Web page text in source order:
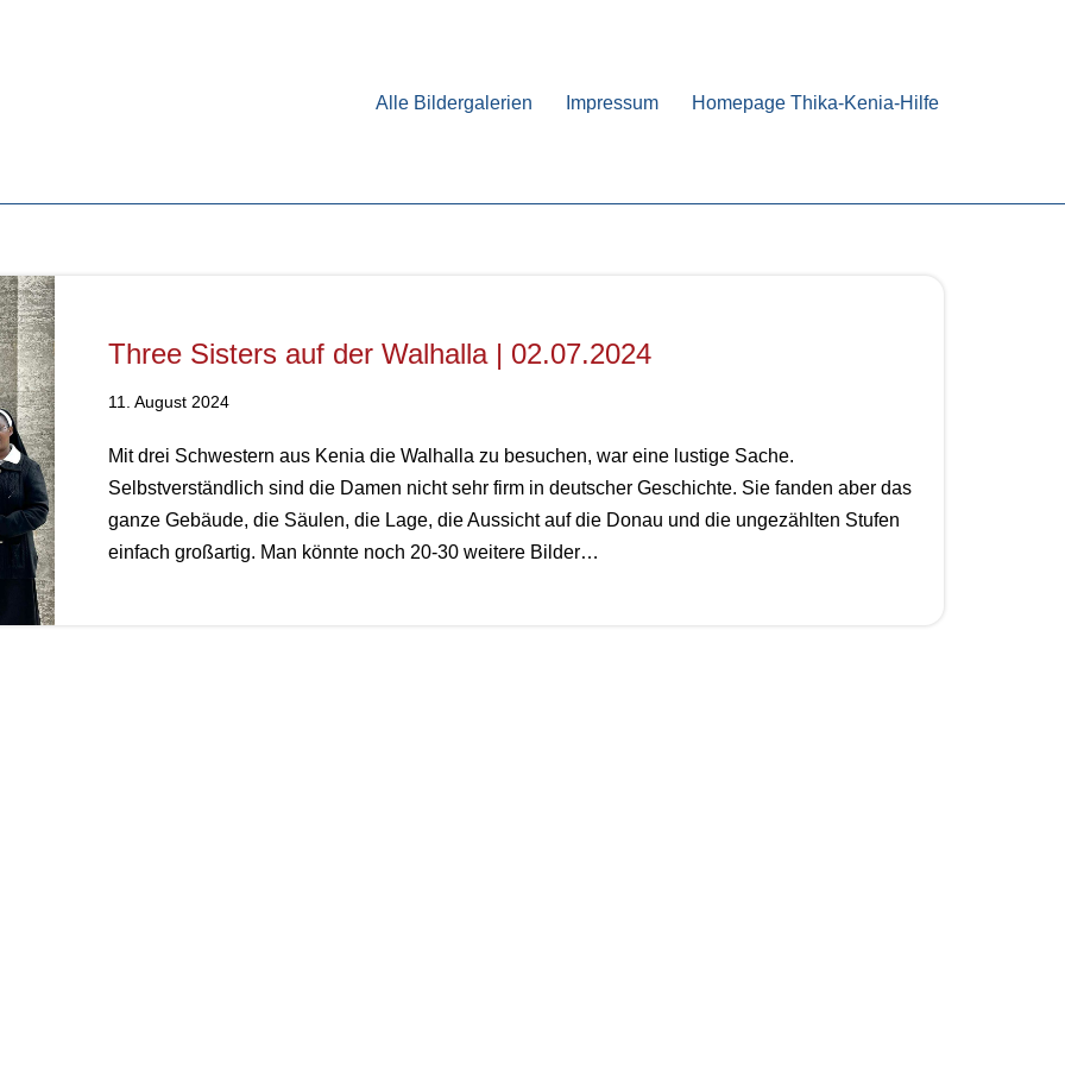
Alle Bildergalerien Impressum Homepage Thika-Kenia-Hilfe
Three Sisters auf der Walhalla | 02.07.2024
11. August 2024
Mit drei Schwestern aus Kenia die Walhalla zu besuchen, war eine lustige Sache.
Selbstverständlich sind die Damen nicht sehr firm in deutscher Geschichte. Sie fanden aber das
ganze Gebäude, die Säulen, die Lage, die Aussicht auf die Donau und die ungezählten Stufen
einfach großartig. Man könnte noch 20-30 weitere Bilder…